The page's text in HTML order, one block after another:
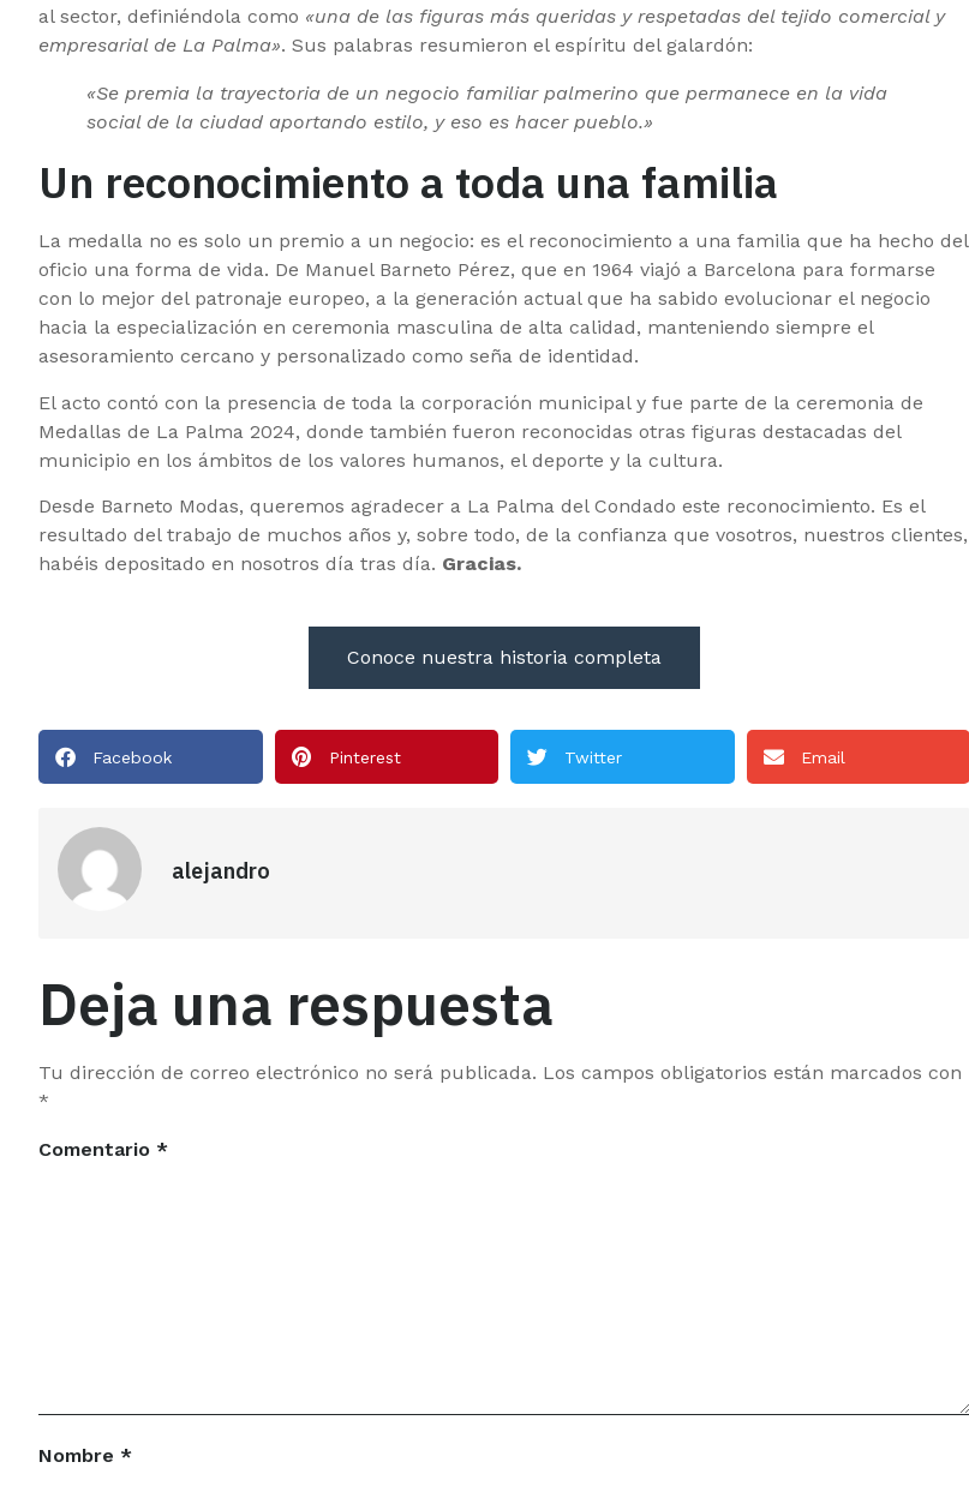
al sector, definiéndola como «una de las figuras más queridas y respetadas del tejido comercial y
empresarial de La Palma». Sus palabras resumieron el espíritu del galardón:
«Se premia la trayectoria de un negocio familiar palmerino que permanece en la vida
social de la ciudad aportando estilo, y eso es hacer pueblo.»
Un reconocimiento a toda una familia
La medalla no es solo un premio a un negocio: es el reconocimiento a una familia que ha hecho del
oficio una forma de vida. De Manuel Barneto Pérez, que en 1964 viajó a Barcelona para formarse
con lo mejor del patronaje europeo, a la generación actual que ha sabido evolucionar el negocio
hacia la especialización en ceremonia masculina de alta calidad, manteniendo siempre el
asesoramiento cercano y personalizado como seña de identidad.
El acto contó con la presencia de toda la corporación municipal y fue parte de la ceremonia de
Medallas de La Palma 2024, donde también fueron reconocidas otras figuras destacadas del
municipio en los ámbitos de los valores humanos, el deporte y la cultura.
Desde Barneto Modas, queremos agradecer a La Palma del Condado este reconocimiento. Es el
resultado del trabajo de muchos años y, sobre todo, de la confianza que vosotros, nuestros clientes,
habéis depositado en nosotros día tras día. Gracias.
Conoce nuestra historia completa
Facebook Pinterest Twitter Email
alejandro
Deja una respuesta
Tu dirección de correo electrónico no será publicada. Los campos obligatorios están marcados con
*
Comentario *
Nombre *